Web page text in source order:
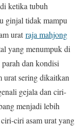
ketika tubuh
ginjal tidak mampu
uratraja mahjong
yang menumpuk di
dan kondisi
urat sering dikaitkan
gejala dan ciri-
menjadi lebih
ciri asam urat yang